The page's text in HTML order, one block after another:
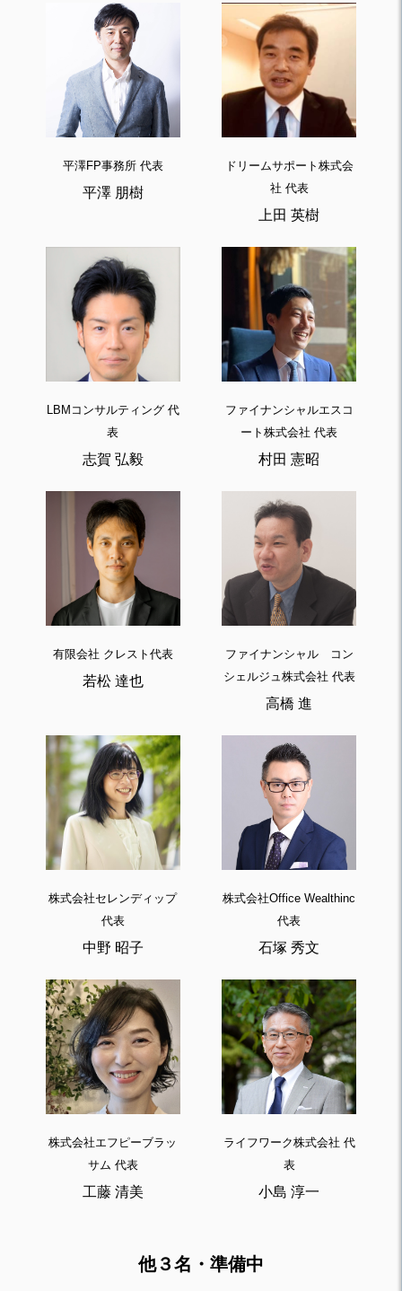
平澤FP事務所 代表
平澤 朋樹
ドリームサポート株式会
社 代表
上田 英樹
LBMコンサルティング 代
表
志賀 弘毅
ファイナンシャルエスコ
ート株式会社 代表
村田 憲昭
有限会社 クレスト代表
若松 達也
ファイナンシャル コン
シェルジュ株式会社 代表
高橋 進
株式会社セレンディップ
代表
中野 昭子
株式会社Office Wealthinc
代表
石塚 秀文
株式会社エフピーブラッ
サム 代表
工藤 清美
ライフワーク株式会社 代
表
小島 淳一
他３名・準備中